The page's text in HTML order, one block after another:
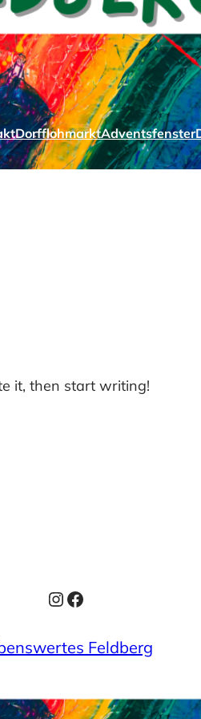
DorfflohmarktAdventsfenster
it, then start writing!
Instagram
Facebook
Feldberg